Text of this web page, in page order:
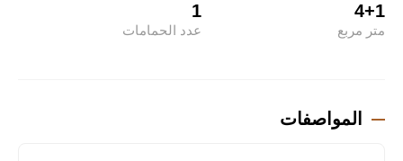
4+1
متر مربع
1
عدد الحمامات
المواصفات